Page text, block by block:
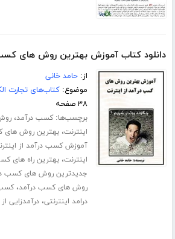
دانلود کتاب آموزش بهترین روش های کسب
از:حامد خانی
موضوع:کتاب‌های تجارت
۳۸ صفحه
برچسب‌ها:کسب درآمد،
اینترنت،بهترین روش های
آموزش کسب درآمد از
اینترنت،بهترین راه های
جدیدترین روش های کسب
روش های کسب درآمد،کسب
درامد اینترنتی،درآمدزایی